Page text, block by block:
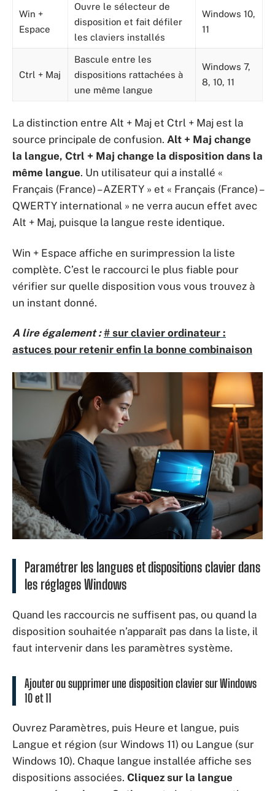
Win +
Espace
Ouvre le sélecteur de
disposition et fait défiler
les claviers installés
Windows 10,
11
Ctrl + Maj
Bascule entre les
dispositions rattachées à
une même langue
Windows 7,
8, 10, 11
La distinction entre Alt + Maj et Ctrl + Maj est la
source principale de confusion. Alt + Maj change
la langue, Ctrl + Maj change la disposition dans la
même langue. Un utilisateur qui a installé «
Français (France) – AZERTY » et « Français (France) –
QWERTY international » ne verra aucun effet avec
Alt + Maj, puisque la langue reste identique.
Win + Espace affiche en surimpression la liste
complète. C’est le raccourci le plus fiable pour
vérifier sur quelle disposition vous vous trouvez à
un instant donné.
A lire également : # sur clavier ordinateur :
astuces pour retenir enfin la bonne combinaison
Paramétrer les langues et dispositions clavier dans
les réglages Windows
Quand les raccourcis ne suffisent pas, ou quand la
disposition souhaitée n’apparaît pas dans la liste, il
faut intervenir dans les paramètres système.
Ajouter ou supprimer une disposition clavier sur Windows
10 et 11
Ouvrez Paramètres, puis Heure et langue, puis
Langue et région (sur Windows 11) ou Langue (sur
Windows 10). Chaque langue installée affiche ses
dispositions associées. Cliquez sur la langue